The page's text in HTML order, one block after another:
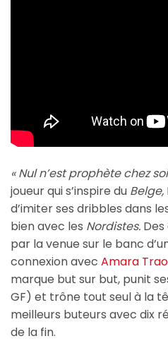
« Nul n’est prophète chez
joueur qui s’inspire du Belge,
d’imiter ses dribbles dans
bien avec les Nordistes.
par la venue sur le banc
connexion avec Amara
marque but sur but, punit
GF) et trône tout seul à la
meilleurs buteurs avec dix
de la fin.